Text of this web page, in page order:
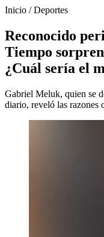
Inicio /Deportes
Reconocido
Tiempo
¿Cuál sería el
Gabriel Meluk, quien se
diario, reveló las razones